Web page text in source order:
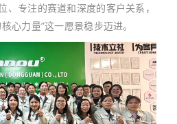
、专注的赛道和深度的客户关系，
心力量”这一愿景稳步迈进。